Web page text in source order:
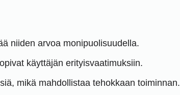
niiden arvoa monipuolisuudella.
käyttäjän erityisvaatimuksiin.
mikä mahdollistaa tehokkaan toiminnan.